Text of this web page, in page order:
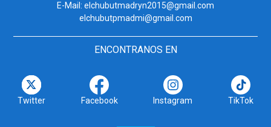
E-Mail: elchubutmadryn2015@gmail.com
elchubutpmadmi@gmail.com
ENCONTRANOS EN
Twitter Facebook Instagram TikTok